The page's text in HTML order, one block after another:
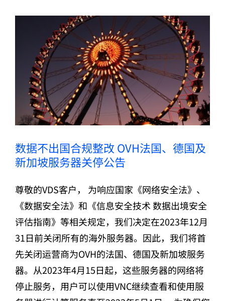
数据不出国合规整改 OVH法国、德国及
新加坡服务器关停公告
尊敬的VDS客户， 为响应国家《网络安全法》、
《数据安全法》和《信息安全技术 数据出境安全
评估指南》等相关规定，我们决定在2023年12月
31日前关闭所有的海外服务器。因此，我们将首
先关闭运营商为OVH的法国、德国及新加坡服务
器。从2023年4月15日起，这些服务器的网络将
停止服务，用户可以使用VNC继续查看和使用服